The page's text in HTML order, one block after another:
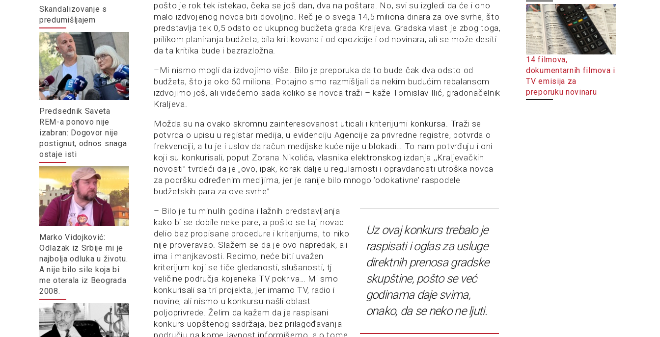
Skandalizovanje s
predumišljajem
Predsednik Saveta
REM-a ponovo nije
izabran: Dogovor nije
postignut, odnos snaga
ostaje isti
Marko Vidojković:
Odlazak iz Srbije mi je
najbolja odluka u životu.
A nije bilo sile koja bi
me oterala iz Beograda
2008.
pošto je rok tek istekao, čeka se još dan, dva na poštare. No, svi su izgledi da će i ono
malo izdvojenog novca biti dovoljno. Reč je o svega 14,5 miliona dinara za ove svrhe, što
predstavlja tek 0,5 odsto od ukupnog budžeta grada Kraljeva. Gradska vlast je zbog toga,
prilikom planiranja budžeta, bila kritikovana i od opozicije i od novinara, ali se može desiti
da ta kritika bude i bezrazložna.
–Mi nismo mogli da izdvojimo više. Bilo je preporuka da to bude čak dva odsto od
budžeta, što je oko 60 miliona. Potajno smo razmišljali da nekim budućim rebalansom
izdvojimo još, ali videćemo sada koliko se novca traži – kaže Tomislav Ilić, gradonačelnik
Kraljeva.
Možda su na ovako skromnu zainteresovanost uticali i kriterijumi konkursa. Traži se
potvrda o upisu u registar medija, u evidenciju Agencije za privredne registre, potvrda o
frekvenciji, a tu je i uslov da račun medijske kuće nije u blokadi… To nam potvrđuju i oni
koji su konkurisali, poput Zorana Nikolića, vlasnika elektronskog izdanja ,,Kraljevačkih
novosti” tvrdeći da je „ovo, ipak, korak dalje u regularnosti i opravdanosti utroška novca
za podršku određenim medijima, jer je ranije bilo mnogo ’odokativne’ raspodele
budžetskih para za ove svrhe”.
Uz ovaj konkurs trebalo je
raspisati i oglas za usluge
direktnih prenosa gradske
skupštine, pošto se već
godinama daje svima,
onako, da se neko ne ljuti.
– Bilo je tu minulih godina i lažnih predstavljanja
kako bi se dobile neke pare, a pošto se taj novac
delio bez propisane procedure i kriterijuma, to niko
nije proveravao. Slažem se da je ovo napredak, ali
ima i manjkavosti. Recimo, neće biti uvažen
kriterijum koji se tiče gledanosti, slušanosti, tj.
veličine područja kojeneka TV pokriva… Mi smo
konkurisali sa tri projekta, jer imamo TV, radio i
novine, ali nismo u konkursu našli oblast
poljoprivrede. Želim da kažem da je raspisani
konkurs uopštenog sadržaja, bez prilagođavanja
14 filmova,
dokumentarnih filmova i
TV emisija za
preporuku novinaru